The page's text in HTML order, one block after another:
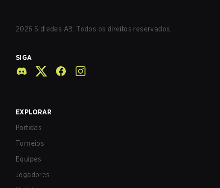
2026 Sidledes AB. Todos os direitos reservados.
SIGA
EXPLORAR
Partidas
Torneios
Equipes
Jogadores